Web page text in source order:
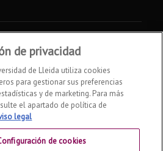
de:
de privacidad
de Lleida utiliza cookies
para gestionar sus preferencias
y de marketing. Para más
el apartado de política de
legal
de cookies